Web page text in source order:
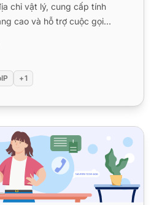
chỉ vật lý, cung cấp tính
cao và hỗ trợ cuộc gọi
+1
tốt nhất và tích hợp